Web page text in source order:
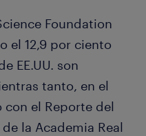
Foundation
el 12,9 por ciento
EE.UU. son
tanto, en el
con el Reporte del
la Academia Real